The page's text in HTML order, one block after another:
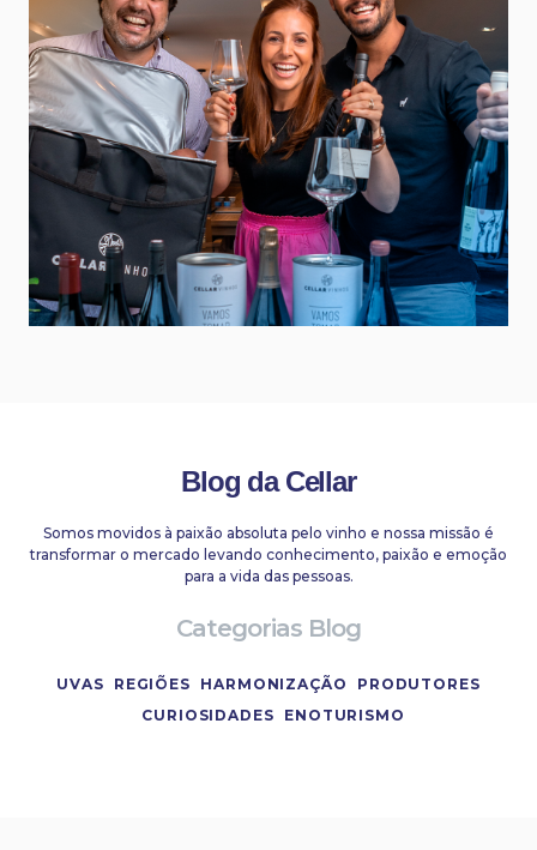
Blog da Cellar
Somos movidos à paixão absoluta pelo vinho e nossa missão é
transformar o mercado levando conhecimento, paixão e emoção
para a vida das pessoas.
Categorias Blog
UVAS REGIÕES HARMONIZAÇÃO
PRODUTORES
CURIOSIDADES
ENOTURISMO